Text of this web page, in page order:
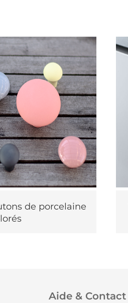
de porcelaine
Aide & Contact